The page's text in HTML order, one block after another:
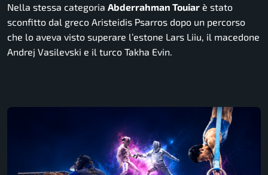
Nella stessa categoria Abderrahman Touiar è stato
sconfitto dal greco Aristeidis Psarros dopo un percorso
che lo aveva visto superare l’estone Lars Liiu, il macedone
Andrej Vasilevski e il turco Takha Evin.